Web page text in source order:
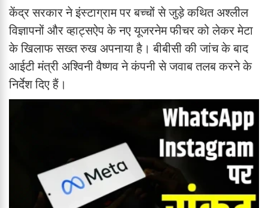
केंद्र सरकार ने इंस्टाग्राम पर बच्चों से जुड़े कथित अश्लील
विज्ञापनों और व्हाट्सऐप के नए यूजरनेम फीचर को लेकर मेटा
के खिलाफ सख्त रुख अपनाया है। बीबीसी की जांच के बाद
आईटी मंत्री अश्विनी वैष्णव ने कंपनी से जवाब तलब करने के
निर्देश दिए हैं।